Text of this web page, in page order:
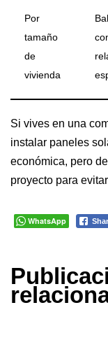
Por
tamaño
de
vivienda
Si vives en una
instalar paneles
económica, pero
proyecto para
WhatsApp